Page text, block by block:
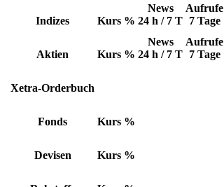
Indizes Kurs %
News
24 h / 7 T
Aufrufe
7 Tage
Aktien Kurs %
News
24 h / 7 T
Aufrufe
7 Tage
Xetra-Orderbuch
Fonds Kurs %
Devisen Kurs %